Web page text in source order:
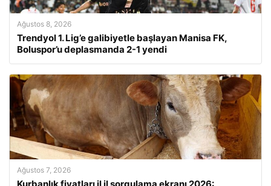
Ağustos 8, 2026
Trendyol 1. Lig’e galibiyetle başlayan Manisa FK,
Boluspor’u deplasmanda 2-1 yendi
Ağustos 7, 2026
Kurbanlık fiyatları il il sorgulama ekranı 2026: